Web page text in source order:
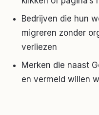
Bedrijven die hun
migreren zonder
verliezen
Merken die naast
en vermeld willen